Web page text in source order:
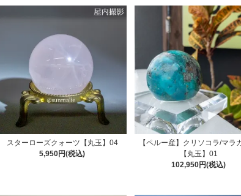
スターローズクォーツ【丸玉】04
5,950円(税込)
【ペルー産】クリソコラ/マラ
【丸玉】01
102,950円(税込)